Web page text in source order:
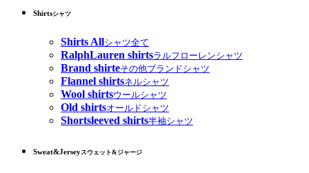
Shirtsシャツ
Shirts Allシャツ全て
RalphLauren shirtsラルフローレンシャツ
Brand shirteその他ブランドシャツ
Flannel shirtsネルシャツ
Wool shirtsウールシャツ
Old shirtsオールドシャツ
Shortsleeved shirts半袖シャツ
Sweat&Jerseyスウェット&ジャージ